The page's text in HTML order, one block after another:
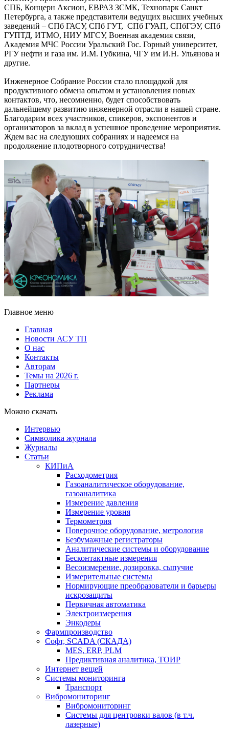
СПБ, Концерн Аксион, ЕВРАЗ ЗСМК, Технопарк Санкт
Петербурга, а также представители ведущих высших учебных
заведений – СПб ГАСУ, СПб ГУТ, СПб ГУАП, СПбГЭУ, СПб
ГУПТД, ИТМО, НИУ МГСУ, Военная академия связи,
Академия МЧС России Уральский Гос. Горный университет,
РГУ нефти и газа им. И.М. Губкина, ЧГУ им И.Н. Ульянова и
другие.
Инженерное Собрание России стало площадкой для
продуктивного обмена опытом и установления новых
контактов, что, несомненно, будет способствовать
дальнейшему развитию инженерной отрасли в нашей стране.
Благодарим всех участников, спикеров, экспонентов и
организаторов за вклад в успешное проведение мероприятия.
Ждем вас на следующих собраниях и надеемся на
продолжение плодотворного сотрудничества!
Главное меню
Главная
Новости АСУ ТП
О нас
Контакты
Авторам
Темы на 2026 г.
Партнеры
Реклама
Можно скачать
Интервью
Символика журнала
Журналы
Статьи
КИПиА
Расходометрия
Газоаналитическое оборудование,
газоаналитика
Измерение давления
Измерение уровня
Термометрия
Поверочное оборудование, метрология
Безбумажные регистраторы
Аналитические системы и оборудование
Бесконтактные измерения
Весоизмерение, дозировка, сыпучие
Измерительные системы
Нормирующие преобразователи и барьеры
искрозащиты
Первичная автоматика
Электроизмерения
Энкодеры
Фармпроизводство
Софт, SCADA (СКАДА)
MES, ERP, PLM
Предиктивная аналитика, ТОИР
Интернет вещей
Системы мониторинга
Транспорт
Вибромониторинг
Вибромониторинг
Системы для центровки валов (в т.ч.
лазерные)